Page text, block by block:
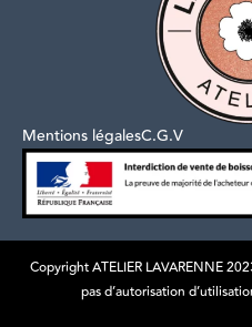
Mentions légalesC.G.V
Copyright ATELIER LAVARENNE
pas d’autorisation